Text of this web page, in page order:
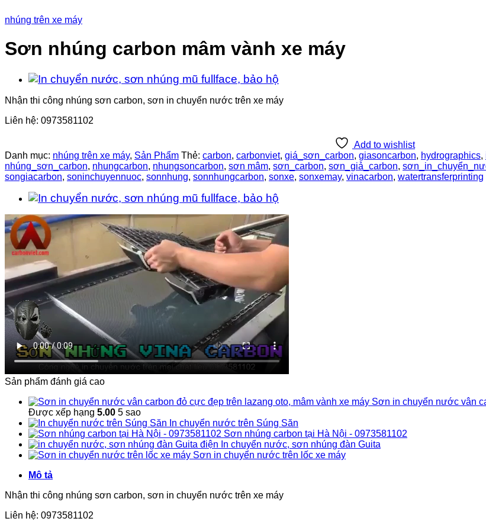
nhúng trên xe máy
Sơn nhúng carbon mâm vành xe máy
Nhận thi công nhúng sơn carbon, sơn in chuyển nước trên xe máy
Liên hệ: 0973581102
Add to wishlist
Danh mục: nhúng trên xe máy, Sản Phẩm Thẻ: carbon, carbonviet, giá_sơn_carbon, giasoncarbon, hydrographics,
nhúng_sơn_carbon, nhungcarbon, nhungsoncarbon, sơn mâm, sơn_carbon, sơn_giả_carbon,
songiacarbon, soninchuyennuoc, sonnhung, sonnhungcarbon, sonxe, sonxemay, vinacarbon, watertransferprinting
Sản phẩm đánh giá cao
Sơn in chuyển nước vân
Được xếp hạng 5.00 5 sao
In chuyển nước trên Súng Săn
Sơn nhúng carbon tại Hà Nội - 0973581102
In chuyển nước, sơn nhúng đàn Guita
Sơn in chuyển nước trên lốc xe máy
Mô tả
Nhận thi công nhúng sơn carbon, sơn in chuyển nước trên xe máy
Liên hệ: 0973581102